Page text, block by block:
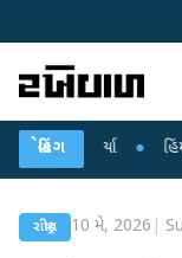
બ્રેકિંગ
કર્યા
રાષ્ટ્રીય 10 મે, 2026